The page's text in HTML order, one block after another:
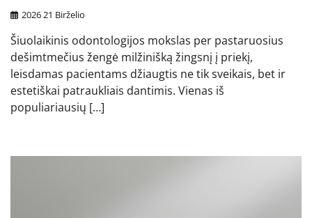
2026 21 Birželio
Šiuolaikinis odontologijos mokslas per pastaruosius
dešimtmečius žengė milžinišką žingsnį į priekį,
leisdamas pacientams džiaugtis ne tik sveikais, bet ir
estetiškai patraukliais dantimis. Vienas iš
populiariausių […]